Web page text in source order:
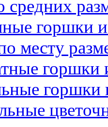
горшки
месту
горшки
горшки